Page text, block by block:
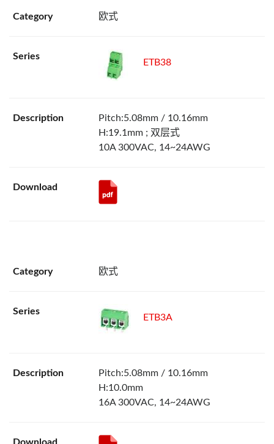
欧式
ETB38
Pitch:5.08mm / 10.16mm
H:19.1mm ; 双层式
10A 300VAC, 14~24AWG
欧式
ETB3A
Pitch:5.08mm / 10.16mm
H:10.0mm
16A 300VAC, 14~24AWG